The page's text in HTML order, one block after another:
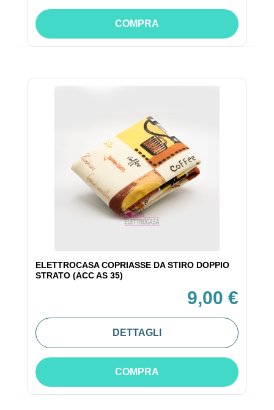
COMPRA
ELETTROCASA COPRIASSE DA STIRO DOPPIO
STRATO (ACC AS 35)
9,00 €
DETTAGLI
COMPRA